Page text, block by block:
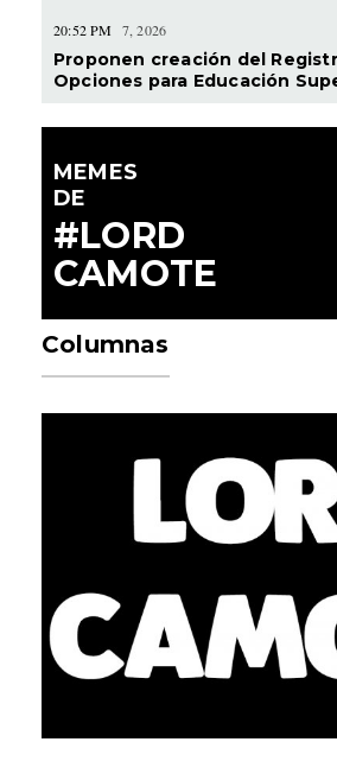
20:52 PM 7, 2026
Proponen creación del
Opciones para Educación
MEMES
DE
#LORD
CAMOTE
Columnas